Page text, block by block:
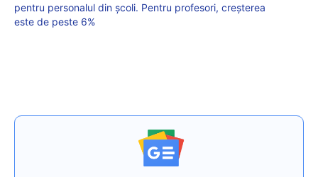
pentru personalul din școli. Pentru profesori, creșterea
este de peste 6%